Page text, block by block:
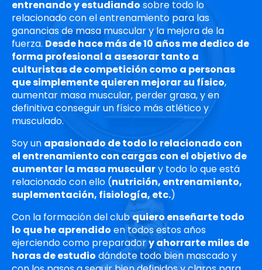
entrenando y estudiando sobre todo lo
relacionado con el entrenamiento para las
ganancias de masa muscular y la mejora de la
fuerza. Desde hace más de 10 años me dedico de
forma profesional a asesorar tanto a
culturistas de competición como a personas
que simplemente quieren mejorar su físico,
aumentar masa muscular, perder grasa, y en
definitiva conseguir un físico más atlético y
musculado.
Soy un apasionado de todo lo relacionado con
el entrenamiento con cargas con el objetivo de
aumentar la masa musculary todo lo que está
relacionado con ello (nutrición, entrenamiento,
suplementación, fisiología, etc.)
Con la formación del clubquiero enseñarte todo
lo que he aprendido en todos estos años
ejerciendo como preparadory ahorrarte miles de
horas de estudio dándote todo bien mascadoy